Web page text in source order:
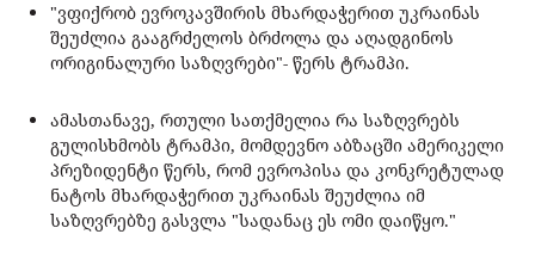
"ვფიქრობ ევროკავშირის მხარდაჭერით უკრაინას
შეუძლია გააგრძელოს ბრძოლა და აღადგინოს
ორიგინალური საზღვრები"- წერს ტრამპი.
ამასთანავე, რთული სათქმელია რა საზღვრებს
გულისხმობს ტრამპი, მომდევნო აბზაცში ამერიკელი
პრეზიდენტი წერს, რომ ევროპისა და კონკრეტულად
ნატოს მხარდაჭერით უკრაინას შეუძლია იმ
საზღვრებზე გასვლა "სადანაც ეს ომი დაიწყო."